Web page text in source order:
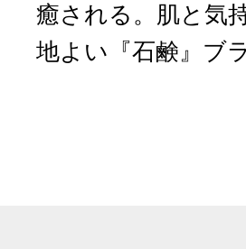
癒される。肌と気
地よい『石鹸』ブ